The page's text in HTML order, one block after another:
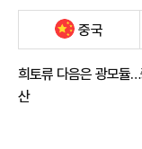
중국
희토류 다음은 광모듈
산